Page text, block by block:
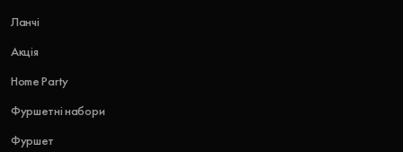
Ланчі
Акція
Home Party
Фуршетні набори
Фуршет